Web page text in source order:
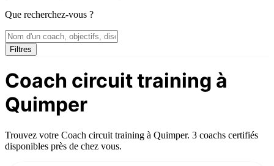
Que recherchez-vous ?
Filtres
Coach circuit training à
Quimper
Trouvez votre Coach circuit training à Quimper. 3 coachs certifiés
disponibles près de chez vous.